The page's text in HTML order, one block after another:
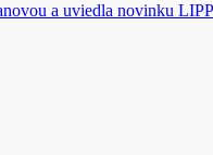
a uviedla novinku